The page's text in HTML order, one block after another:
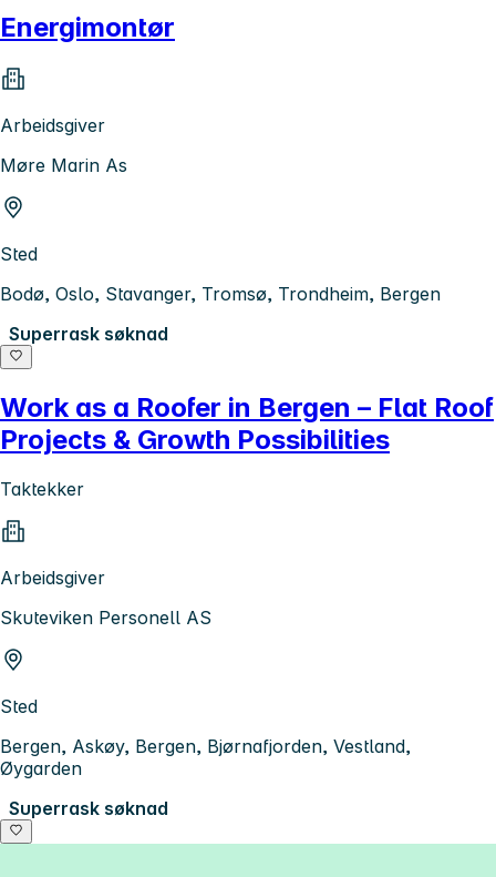
Energimontør
Arbeidsgiver
Møre Marin As
Sted
Bodø, Oslo, Stavanger, Tromsø, Trondheim, Bergen
Superrask søknad
Work as a Roofer in Bergen – Flat Roof
Projects & Growth Possibilities
Taktekker
Arbeidsgiver
Skuteviken Personell AS
Sted
Bergen, Askøy, Bergen, Bjørnafjorden, Vestland,
Øygarden
Superrask søknad